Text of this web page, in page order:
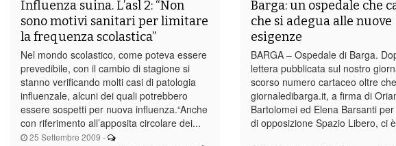
25 Settembre 2009 -
Influenza suina. L’asl 2: “Non
sono motivi sanitari per limitare
la frequenza scolastica”
Nel mondo scolastico, come poteva essere
prevedibile, con il cambio di stagione si
stanno verificando molti casi di patologia
influenzale, alcuni dei quali potrebbero
essere sospetti per nuova influenza.“Anche
con riferimento all’apposita circolare dei...
Barga: un ospedale che
che si adegua alle nuove
esigenze
BARGA – Ospedale di Barga.
lettera pubblicata sul nostro
scorso numero cartaceo oltre
giornaledibarga.it, a firma di
Bartolomei ed Elena Barsanti
di opposizione Spazio Libero, ci